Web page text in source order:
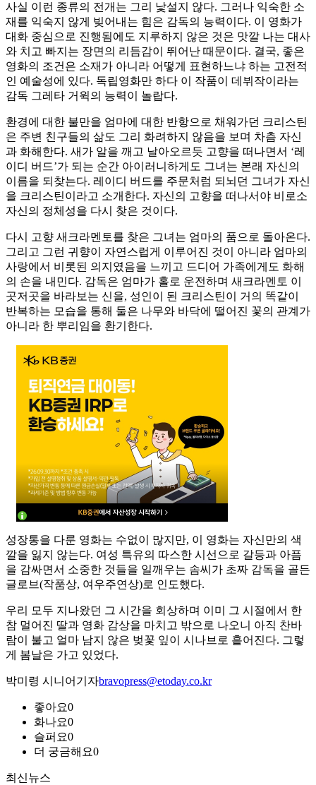
사실 이런 종류의 전개는 그리 낯설지 않다. 그러나 익숙한 소
재를 익숙지 않게 빚어내는 힘은 감독의 능력이다. 이 영화가
대화 중심으로 진행됨에도 지루하지 않은 것은 맛깔 나는 대사
와 치고 빠지는 장면의 리듬감이 뛰어난 때문이다. 결국, 좋은
영화의 조건은 소재가 아니라 어떻게 표현하느냐 하는 고전적
인 예술성에 있다. 독립영화만 하다 이 작품이 데뷔작이라는
감독 그레타 거윅의 능력이 놀랍다.
환경에 대한 불만을 엄마에 대한 반항으로 채워가던 크리스틴
은 주변 친구들의 삶도 그리 화려하지 않음을 보며 차츰 자신
과 화해한다. 새가 알을 깨고 날아오르듯 고향을 떠나면서 ‘레
이디 버드’가 되는 순간 아이러니하게도 그녀는 본래 자신의
이름을 되찾는다. 레이디 버드를 주문처럼 되뇌던 그녀가 자신
을 크리스틴이라고 소개한다. 자신의 고향을 떠나서야 비로소
자신의 정체성을 다시 찾은 것이다.
다시 고향 새크라멘토를 찾은 그녀는 엄마의 품으로 돌아온다.
그리고 그런 귀향이 자연스럽게 이루어진 것이 아니라 엄마의
사랑에서 비롯된 의지였음을 느끼고 드디어 가족에게도 화해
의 손을 내민다. 감독은 엄마가 홀로 운전하며 새크라멘토 이
곳저곳을 바라보는 신을, 성인이 된 크리스틴이 거의 똑같이
반복하는 모습을 통해 둘은 나무와 바닥에 떨어진 꽃의 관계가
아니라 한 뿌리임을 환기한다.
성장통을 다룬 영화는 수없이 많지만, 이 영화는 자신만의 색
깔을 잃지 않는다. 여성 특유의 따스한 시선으로 갈등과 아픔
을 감싸면서 소중한 것들을 일깨우는 솜씨가 초짜 감독을 골든
글로브(작품상, 여우주연상)로 인도했다.
우리 모두 지나왔던 그 시간을 회상하며 이미 그 시절에서 한
참 멀어진 딸과 영화 감상을 마치고 밖으로 나오니 아직 찬바
람이 불고 얼마 남지 않은 벚꽃 잎이 시나브로 흩어진다. 그렇
게 봄날은 가고 있었다.
박미령 시니어기자bravopress@etoday.co.kr
좋아요0
화나요0
슬퍼요0
더 궁금해요0
최신뉴스